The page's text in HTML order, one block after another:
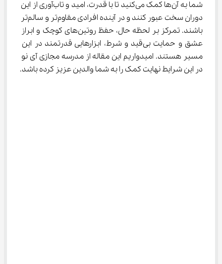
شما به آن‌ها کمک می‌کنید تا با قدرت، امید و تاب‌آوری از این
دوران سخت عبور کنند و در آینده افرادی مقاوم‌تر و سالم‌تر
باشند. تمرکز بر لحظه حال، حفظ روتین‌های کوچک و ابراز
عشق و حمایت بی‌قید و شرط، ابزارهایی قدرتمند در این
مسیر هستند. امیدواریم این مقاله از مدرسه مجازی آی نو
در این شرایط نهایت کمک را به شما والدین عزیز کرده باشد.